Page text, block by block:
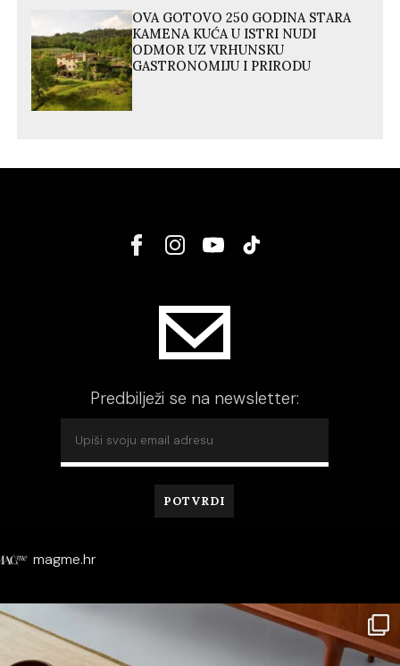
OVA GOTOVO 250 GODINA STARA
KAMENA KUĆA U ISTRI NUDI
ODMOR UZ VRHUNSKU
GASTRONOMIJU I PRIRODU
Predbilježi se na newsletter:
magme.hr